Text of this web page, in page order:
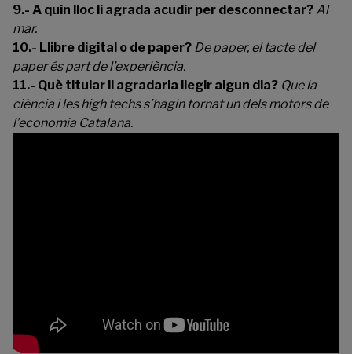
9.- A quin lloc li agrada acudir per desconnectar? Al
mar.
10.- Llibre digital o de paper? De paper, el tacte del
paper és part de l’experiència.
11.- Què titular li agradaria llegir algun dia? Que la
ciència i les high techs s’hagin tornat un dels motors de
l’economia Catalana.